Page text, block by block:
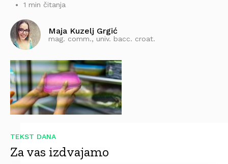
1 min čitanja
Maja Kuzelj Grgić
mag. comm., univ. bacc. croat.
TEKST DANA
Za vas izdvajamo